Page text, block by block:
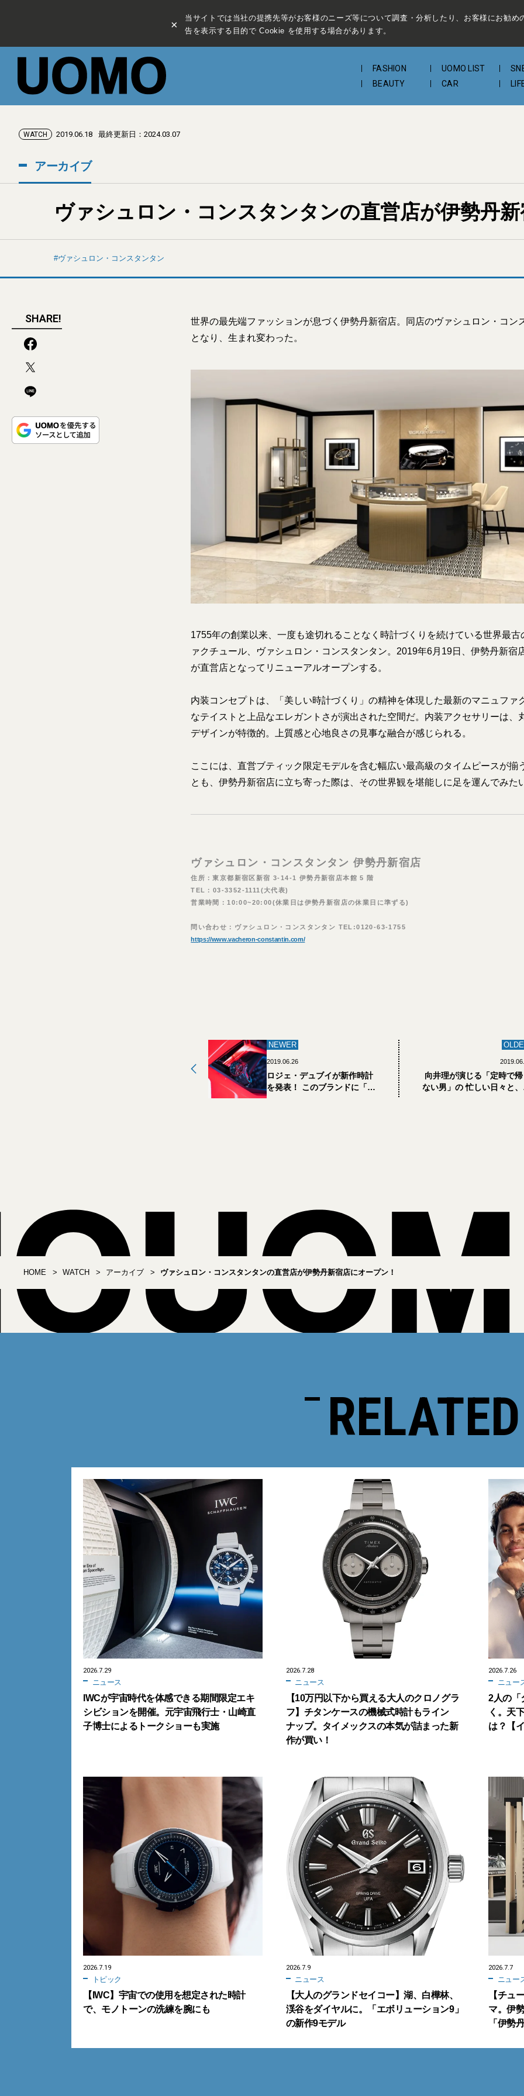
×
当サイトでは当社の提携先等がお客様のニーズ等について調査・分析したり、お客様にお勧め
告を表示する目的で Cookie を使用する場合があります。
FASHION UOMO LIST
BEAUTY
CAR
WATCH 2019.06.18 最終更新日：2024.03.07
アーカイブ
ヴァシュロン・コンスタンタンの直営店が伊勢丹
ヴァシュロン・コンスタンタン
SHARE!
世界の最先端ファッションが息づく伊勢丹新宿店。同店のヴァシュロン・コン
となり、生まれ変わった。
1755年の創業以来、一度も途切れることなく時計づくりを続けている世界最
ァクチュール、ヴァシュロン・コンスタンタン。2019年6月19日、伊勢丹新宿
が直営店となってリニューアルオープンする。
内装コンセプトは、「美しい時計づくり」の精神を体現した最新のマニュファ
なテイストと上品なエレガントさが演出された空間だ。内装アクセサリーは、
デザインが特徴的。上質感と心地良さの見事な融合が感じられる。
ここには、直営ブティック限定モデルを含む幅広い最高級のタイムピースが揃
とも、伊勢丹新宿店に立ち寄った際は、その世界観を堪能しに足を運んでみた
ヴァシュロン・コンスタンタン 伊勢丹新宿店
住所：東京都新宿区新宿 3-14-1 伊勢丹新宿店本館 5 階
TEL：03-3352-1111(大代表)
営業時間：10:00~20:00(休業日は伊勢丹新宿店の休業日に準ずる)
問い合わせ：ヴァシュロン・コンスタンタン TEL:0120-63-1755
https://www.vacheron-constantin.com/
NEWER
2019.06.26
ロジェ・デュブイが新作時計
を発表！ このブランドに「限
向井理が演じる「定時で
ない男」の 忙しい日々と
HOME WATCH アーカイブ ヴァシュロン・コンスタンタンの直営店が伊勢丹新宿店にオープン！
2026.7.29
ニュース
IWCが宇宙時代を体感できる期間限定エキ
シビションを開催。元宇宙飛行士・山崎直
子博士によるトークショーも実施
2026.7.28
ニュース
【10万円以下から買える大人のクロノグラ
フ】チタンケースの機械式時計もライン
ナップ。タイメックスの本気が詰まった新
作が買い！
2026.7.26
ニュー
2人の「
く。天
は？【
2026.7.19
トピック
【IWC】宇宙での使用を想定された時計
で、モノトーンの洗練を腕にも
2026.7.9
ニュース
【大人のグランドセイコー】湖、白樺林、
渓谷をダイヤルに。「エボリューション9」
の新作9モデル
2026.7.7
ニュー
【チュ
マ。伊
「伊勢